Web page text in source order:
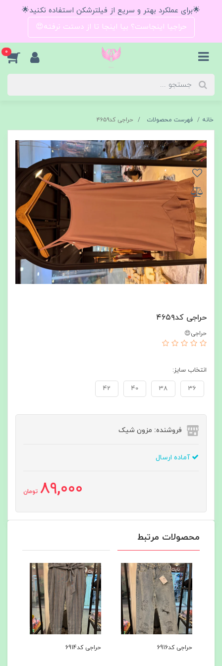
🌟برای عملکرد بهتر و سریع از فیلترشکن استفاده نکنید🌟
حراجیا اینجاست؟ بیا اینجا تا از دستت نرفته😍
0
خانه فهرست محصولات حراجی کد۴۶۵۹
حراجی کد۴۶۵۹
حراجی😍
انتخاب سایز:
36
38
40
42
فروشنده: مزون شیک
آماده ارسال
89,000 تومان
محصولات مرتبط
حراجی کد6916 حراجی کد6914